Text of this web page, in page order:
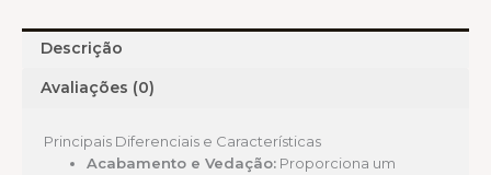
Descrição
Avaliações (0)
Principais Diferenciais e Características
Acabamento e Vedação: Proporciona um